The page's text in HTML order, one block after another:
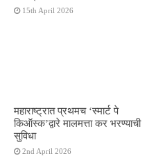
15th April 2026
महाराष्ट्रात प्रथमच ‌‘स्मार्ट पे
किऑस्क‌’द्वारे मालमत्ता कर भरण्याची
सुविधा
2nd April 2026